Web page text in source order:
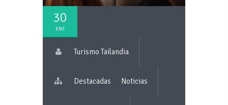
30
ENE
Turismo Tailandia
Destacadas Noticias